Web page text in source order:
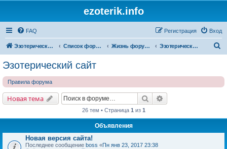
ezoterik.info
FAQ Вход
Регистрация
Эзотерический сайт Список форумов Жизнь форума и сайта Эзотерический сайт
Эзотерический сайт
Правила форума
Новая тема Поиск
26 тем • Страница 1 из 1
Объявления
Новая версия сайта!
Последнее сообщение boss «Пн янв 23, 2017 23:38